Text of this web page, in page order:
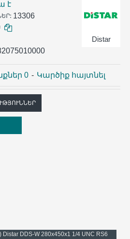
է
13306
Distar
0 - Կարծիք հայտնել
DDS-W 280x450x1 1/4 UNC RS6